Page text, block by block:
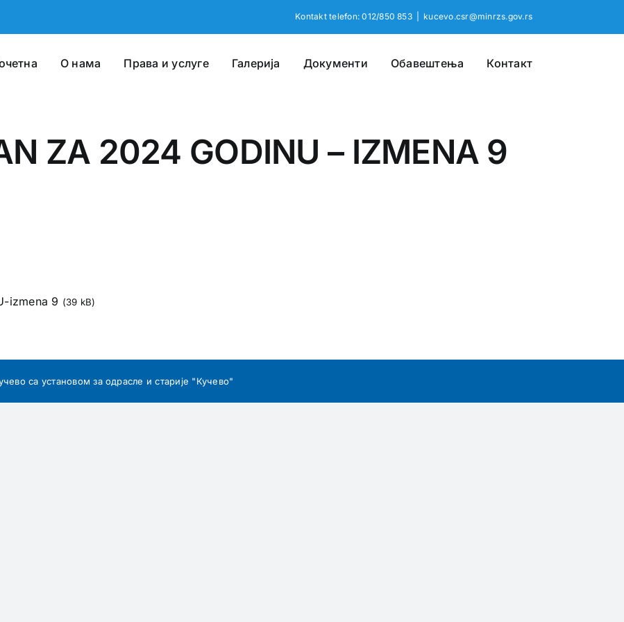
Kontakt telefon: 012/850 853 kucevo.csr@minrzs.gov.rs
О нама Права и услуге Галерија Документи Обавештења Контакт
ZA 2024 GODINU – IZMENA 9
izmena 9 (39 kB)
са установом за одрасле и старије "Кучево"